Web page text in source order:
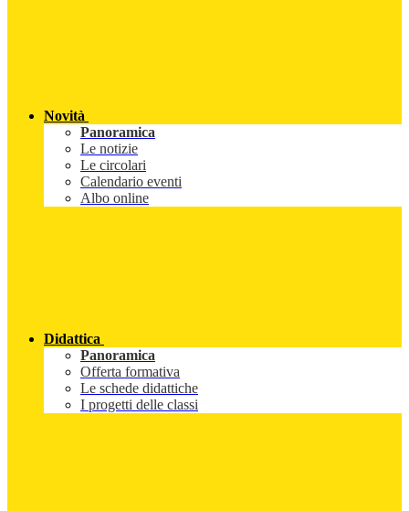
Novità
Panoramica
Le notizie
Le circolari
Calendario eventi
Albo online
Didattica
Panoramica
Offerta formativa
Le schede didattiche
I progetti delle classi